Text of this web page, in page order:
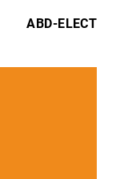
ABD-ELECT